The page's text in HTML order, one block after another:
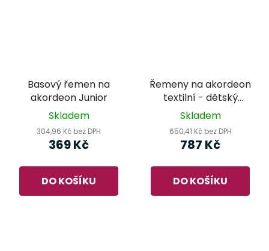
Basový řemen na
akordeon Junior
Skladem
304,96 Kč bez DPH
369 Kč
DO KOŠÍKU
Řemeny na akordeon
textilní - dětský
8685/37
Skladem
650,41 Kč bez DPH
787 Kč
DO KOŠÍKU